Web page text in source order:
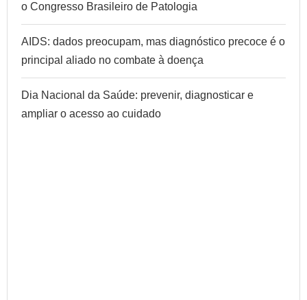
o Congresso Brasileiro de Patologia
AIDS: dados preocupam, mas diagnóstico precoce é o
principal aliado no combate à doença
Dia Nacional da Saúde: prevenir, diagnosticar e
ampliar o acesso ao cuidado